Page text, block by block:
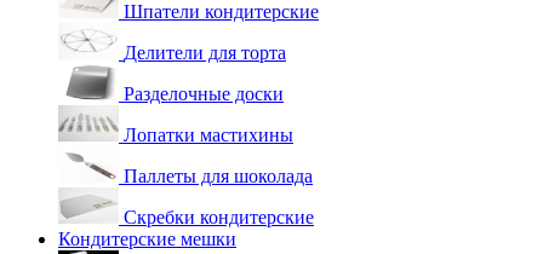
Шпатели кондитерские
Делители для торта
Разделочные доски
Лопатки мастихины
Паллеты для шоколада
Скребки кондитерские
Кондитерские мешки